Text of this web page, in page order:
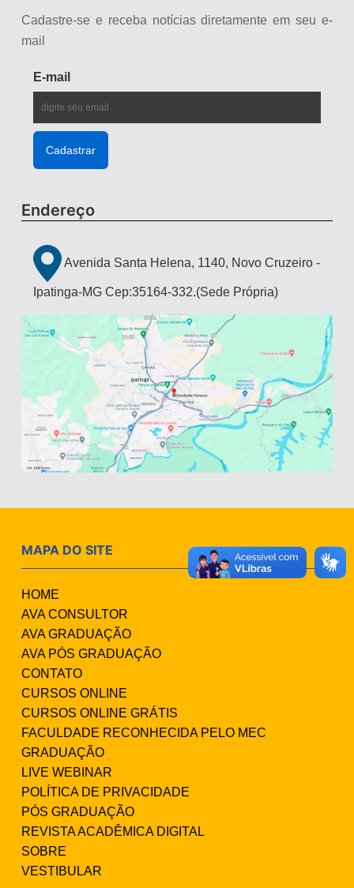
Cadastre-se e receba notícias diretamente em seu e-
mail
E-mail
Endereço
Avenida Santa Helena, 1140, Novo Cruzeiro -
Ipatinga-MG Cep:35164-332.(Sede Própria)
MAPA DO SITE
HOME
AVA CONSULTOR
AVA GRADUAÇÃO
AVA PÓS GRADUAÇÃO
CONTATO
CURSOS ONLINE
CURSOS ONLINE GRÁTIS
FACULDADE RECONHECIDA PELO MEC
GRADUAÇÃO
LIVE WEBINAR
POLÍTICA DE PRIVACIDADE
PÓS GRADUAÇÃO
REVISTA ACADÊMICA DIGITAL
SOBRE
VESTIBULAR